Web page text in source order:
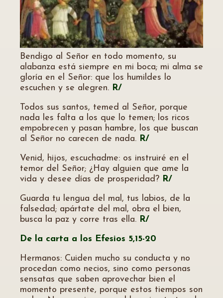
Bendigo al Señor en todo momento, su
alabanza está siempre en mi boca; mi alma se
gloría en el Señor: que los humildes lo
escuchen y se alegren. R/
Todos sus santos, temed al Señor, porque
nada les falta a los que lo temen; los ricos
empobrecen y pasan hambre, los que buscan
al Señor no carecen de nada. R/
Venid, hijos, escuchadme: os instruiré en el
temor del Señor; ¿Hay alguien que ame la
vida y desee días de prosperidad? R/
Guarda tu lengua del mal, tus labios, de la
falsedad; apártate del mal, obra el bien,
busca la paz y corre tras ella. R/
De la carta a los Efesios 5,15-20
Hermanos: Cuiden mucho su conducta y no
procedan como necios, sino como personas
sensatas que saben aprovechar bien el
momento presente, porque estos tiempos son